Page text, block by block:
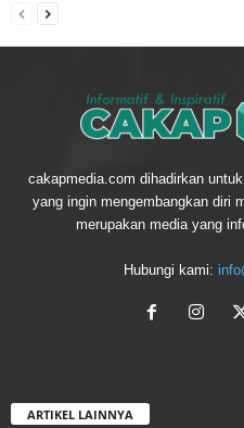
cakapmedia.com dihadirkan
yang ingin mengembangkan diri
merupakan media yang
Hubungi kami:
ARTIKEL LAINNYA